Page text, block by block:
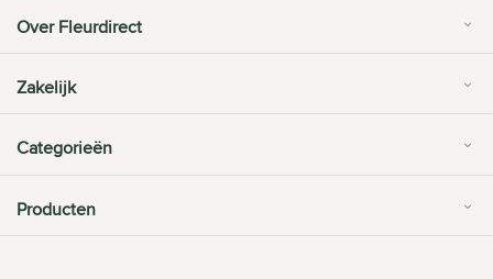
Over Fleurdirect
Zakelijk
Categorieën
Producten